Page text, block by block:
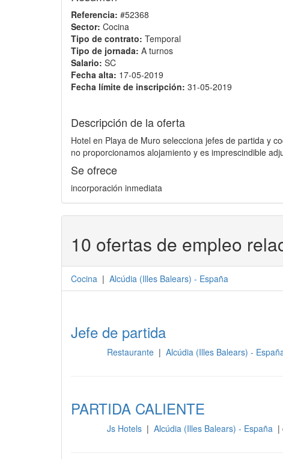
Referencia: #52368
Sector: Cocina
Tipo de contrato: Temporal
Tipo de jornada: A turnos
Salario: SC
Fecha alta: 17-05-2019
Fecha límite de inscripción: 31-05-2019
Descripción de la oferta
Hotel en Playa de Muro selecciona jefes de partida y
no proporcionamos alojamiento y es imprescindible
Se ofrece
incorporación inmediata
10 ofertas de empleo
Cocina | Alcúdia (Illes Balears) - España
Jefe de partida
Restaurante | Alcúdia (Illes Balears) -
PARTIDA CALIENTE
Js Hotels | Alcúdia (Illes Balears) - España |